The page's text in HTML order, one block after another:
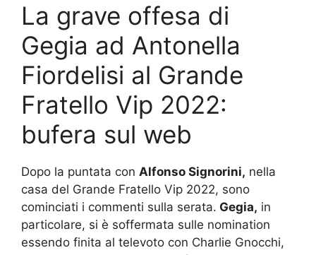
La grave offesa di
Gegia ad Antonella
Fiordelisi al Grande
Fratello Vip 2022:
bufera sul web
Dopo la puntata con Alfonso Signorini, nella
casa del Grande Fratello Vip 2022, sono
cominciati i commenti sulla serata. Gegia, in
particolare, si è soffermata sulle nomination
essendo finita al televoto con Charlie Gnocchi,